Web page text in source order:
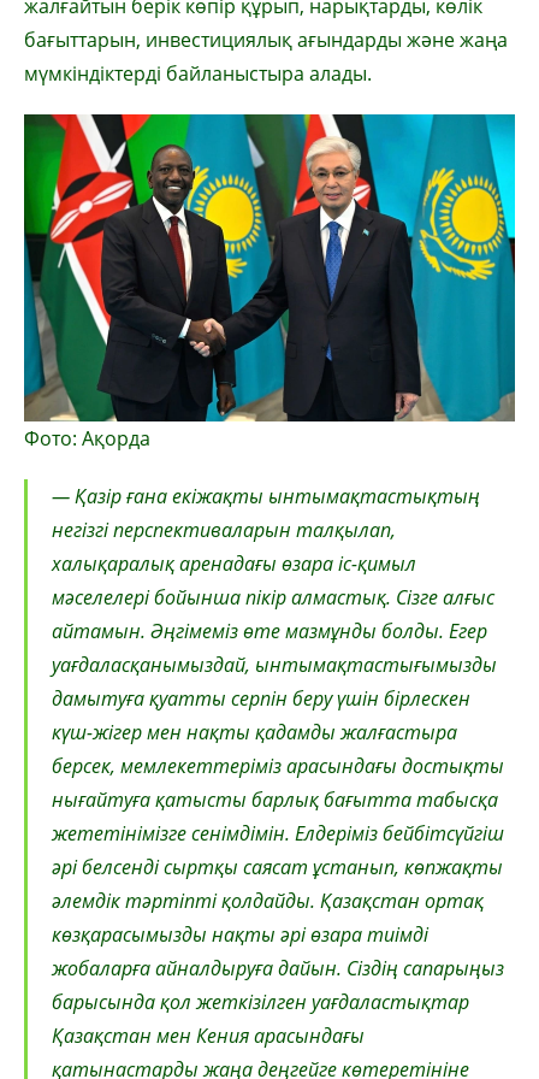
жалғайтын берік көпір құрып, нарықтарды, көлік
бағыттарын, инвестициялық ағындарды және жаңа
мүмкіндіктерді байланыстыра алады.
Фото: Ақорда
— Қазір ғана екіжақты ынтымақтастықтың
негізгі перспективаларын талқылап,
халықаралық аренадағы өзара іс-қимыл
мәселелері бойынша пікір алмастық. Сізге алғыс
айтамын. Әңгімеміз өте мазмұнды болды. Егер
уағдаласқанымыздай, ынтымақтастығымызды
дамытуға қуатты серпін беру үшін бірлескен
күш-жігер мен нақты қадамды жалғастыра
берсек, мемлекеттеріміз арасындағы достықты
нығайтуға қатысты барлық бағытта табысқа
жететінімізге сенімдімін. Елдеріміз бейбітсүйгіш
әрі белсенді сыртқы саясат ұстанып, көпжақты
әлемдік тәртіпті қолдайды. Қазақстан ортақ
көзқарасымызды нақты әрі өзара тиімді
жобаларға айналдыруға дайын. Сіздің сапарыңыз
барысында қол жеткізілген уағдаластықтар
Қазақстан мен Кения арасындағы
қатынастарды жаңа деңгейге көтеретініне